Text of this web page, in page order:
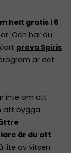
helt gratis i 6
Och har du
prova Spiris
är det
inte om att
att bygga
är du att
lite av vitsen